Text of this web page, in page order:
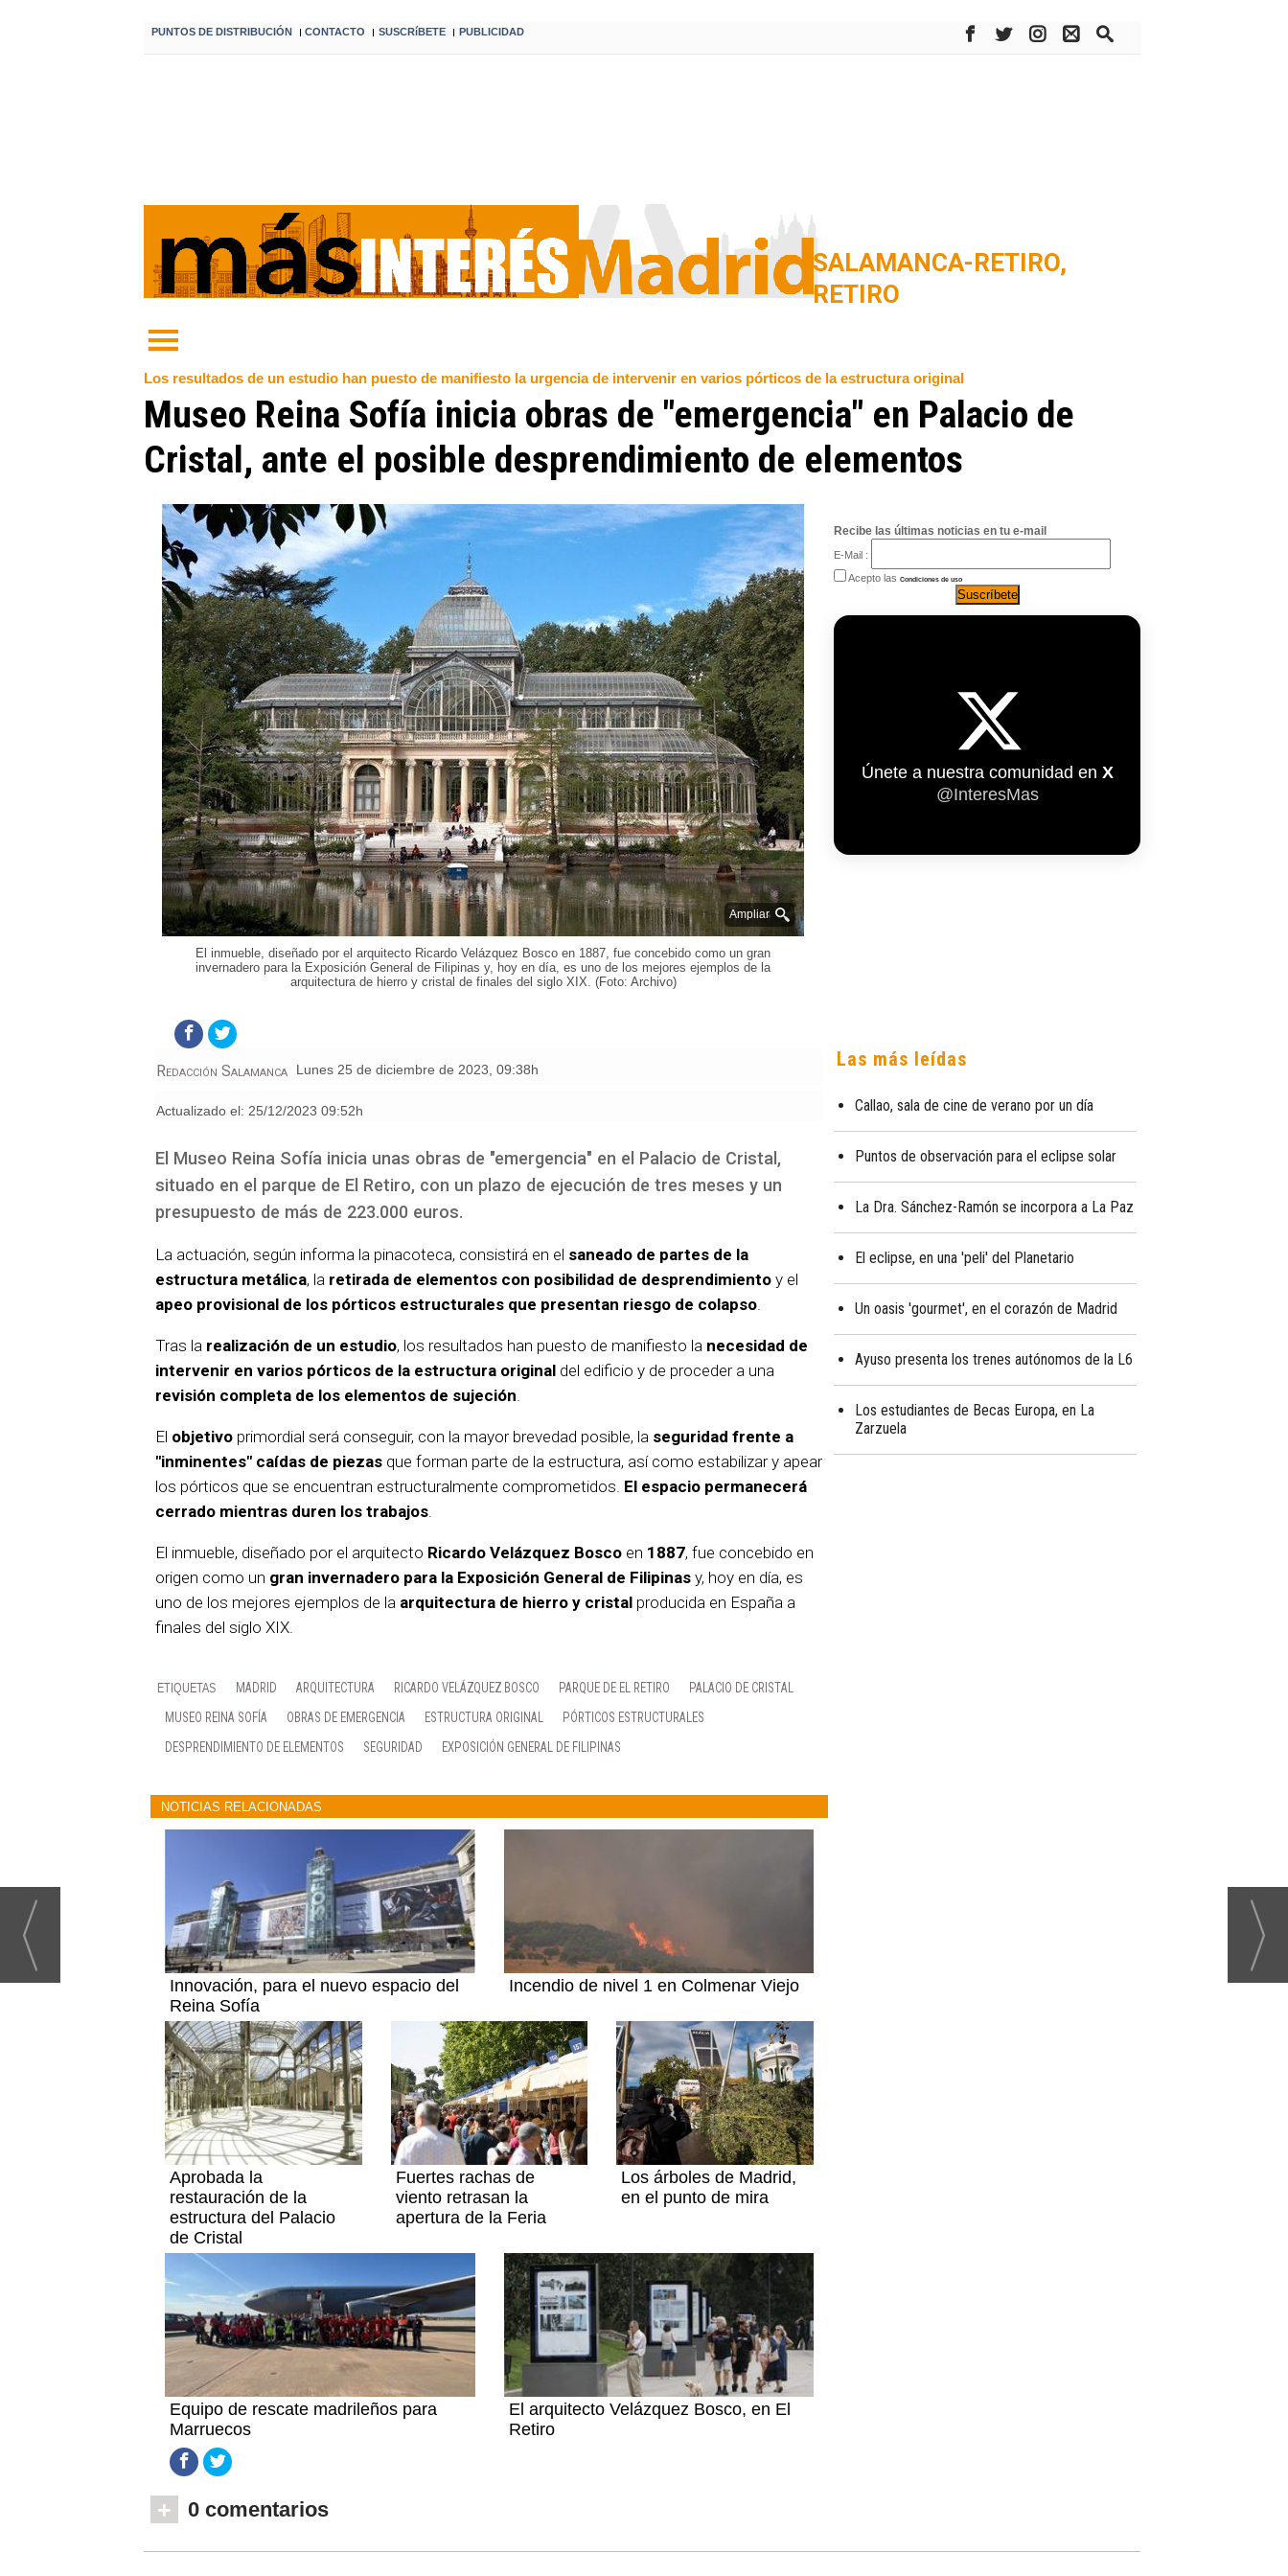
PUNTOS DE DISTRIBUCIÓN I CONTACTO I SUSCRíBETE I PUBLICIDAD
SALAMANCA-RETIRO,
RETIRO
Los resultados de un estudio han puesto de manifiesto la urgencia de intervenir en varios pórticos de la estructura original
Museo Reina Sofía inicia obras de "emergencia" en Palacio de
Cristal, ante el posible desprendimiento de elementos
Ampliar
El inmueble, diseñado por el arquitecto Ricardo Velázquez Bosco en 1887, fue concebido como un gran
invernadero para la Exposición General de Filipinas y, hoy en día, es uno de los mejores ejemplos de la
arquitectura de hierro y cristal de finales del siglo XIX. (Foto: Archivo)
lunes 25 de diciembre de 2023, 09:38h
Redacción Salamanca
Actualizado el: 25/12/2023 09:52h
El Museo Reina Sofía inicia unas obras de "emergencia" en el Palacio de Cristal,
situado en el parque de El Retiro, con un plazo de ejecución de tres meses y un
presupuesto de más de 223.000 euros.
La actuación, según informa la pinacoteca, consistirá en el saneado de partes de la
estructura metálica, la retirada de elementos con posibilidad de desprendimiento y el
apeo provisional de los pórticos estructurales que presentan riesgo de colapso.
Tras la realización de un estudio, los resultados han puesto de manifiesto la necesidad de
intervenir en varios pórticos de la estructura original del edificio y de proceder a una
revisión completa de los elementos de sujeción.
El objetivo primordial será conseguir, con la mayor brevedad posible, la seguridad frente a
"inminentes" caídas de piezas que forman parte de la estructura, así como estabilizar y apear
los pórticos que se encuentran estructuralmente comprometidos. El espacio permanecerá
cerrado mientras duren los trabajos.
El inmueble, diseñado por el arquitecto Ricardo Velázquez Bosco en 1887, fue concebido en
origen como un gran invernadero para la Exposición General de Filipinas y, hoy en día, es
uno de los mejores ejemplos de la arquitectura de hierro y cristal producida en España a
finales del siglo XIX.
MADRID ARQUITECTURA RICARDO VELÁZQUEZ BOSCO PARQUE DE EL RETIRO
PALACIO DE CRISTAL
MUSEO REINA SOFÍA
OBRAS DE EMERGENCIA ESTRUCTURA ORIGINAL
PÓRTICOS ESTRUCTURALES
DESPRENDIMIENTO DE ELEMENTOS
SEGURIDAD EXPOSICIÓN GENERAL DE FILIPINAS
NOTICIAS RELACIONADAS
Innovación, para el nuevo espacio del
Reina Sofía
Incendio de nivel 1 en Colmenar Viejo
Aprobada la
restauración de la
estructura del Palacio
de Cristal
Fuertes rachas de
viento retrasan la
apertura de la Feria
Los árboles de Madrid,
en el punto de mira
Equipo de rescate madrileños para
Marruecos
El arquitecto Velázquez Bosco, en El
Retiro
+ 0 comentarios
Recibe las últimas noticias en tu e-mail
E-Mail :
Acepto las Condiciones de uso
Únete a nuestra comunidad en X
@InteresMas
Las más leídas
Callao, sala de cine de verano por un día
Puntos de observación para el eclipse solar
La Dra. Sánchez-Ramón se incorpora a La Paz
El eclipse, en una 'peli' del Planetario
Un oasis 'gourmet', en el corazón de Madrid
Ayuso presenta los trenes autónomos de la L6
Los estudiantes de Becas Europa, en La
Zarzuela